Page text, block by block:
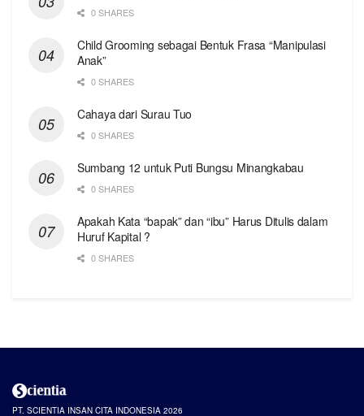
0 SHARES
Child Grooming sebagai Bentuk Frasa “Manipulasi
Anak”
0 SHARES
Cahaya dari Surau Tuo
0 SHARES
Sumbang 12 untuk Puti Bungsu Minangkabau
0 SHARES
Apakah Kata “bapak” dan “ibu” Harus Ditulis dalam
Huruf Kapital ?
0 SHARES
PT. SCIENTIA INSAN CITA INDONESIA 2026